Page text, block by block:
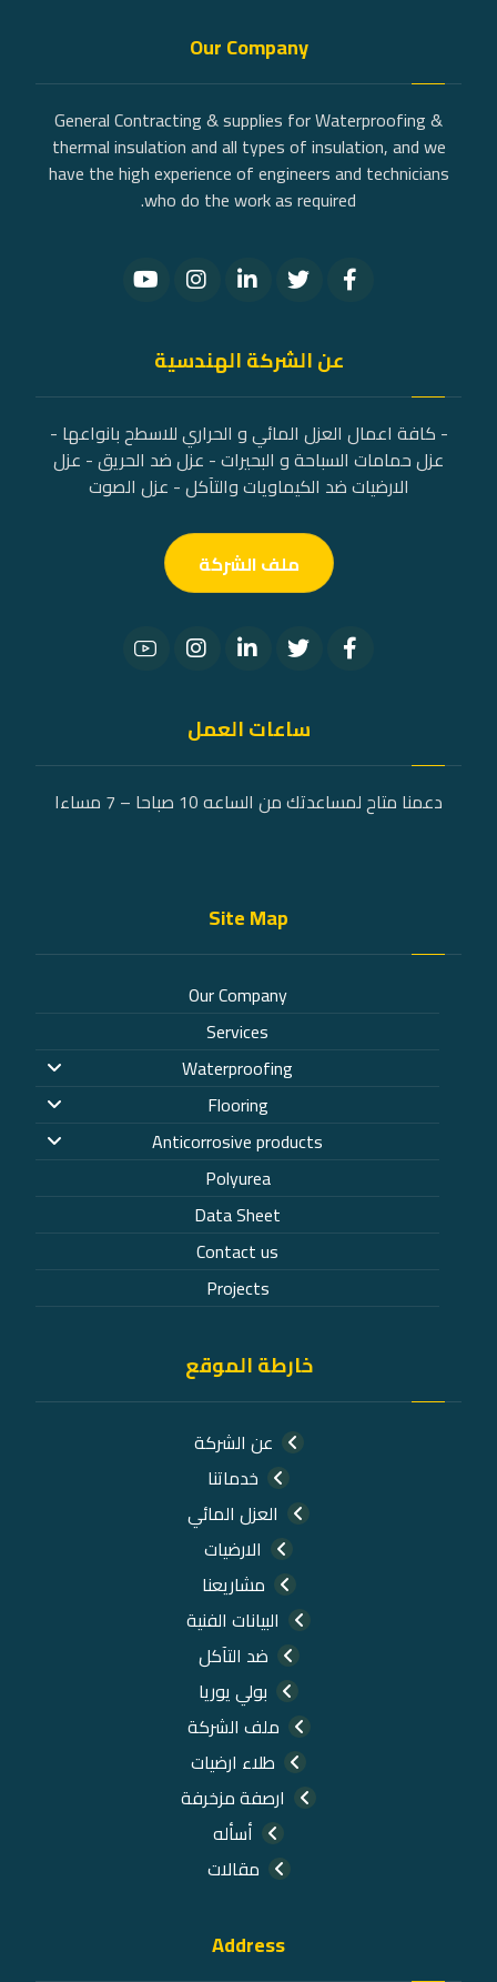
Our Company
General Contracting & supplies for Waterproofing &
thermal insulation and all types of insulation, and we
have the high experience of engineers and technicians
who do the work as required.
عن الشركة الهندسية
- كافة اعمال العزل المائي و الحراري للاسطح بانواعها -
عزل حمامات السباحة و البحيرات - عزل ضد الحريق - عزل
الارضيات ضد الكيماويات والتآكل - عزل الصوت
ملف الشركة
ساعات العمل
دعمنا متاح لمساعدتك من الساعه 10 صباحا – 7 مساءا
Site Map
Our Company
Services
Waterproofing
Flooring
Anticorrosive products
Polyurea
Data Sheet
Contact us
Projects
خارطة الموقع
عن الشركة
خدماتنا
العزل المائي
الارضيات
مشاريعنا
البيانات الفنية
ضد التآكل
بولي يوريا
ملف الشركة
طلاء ارضيات
ارصفة مزخرفة
أسأله
مقالات
Address